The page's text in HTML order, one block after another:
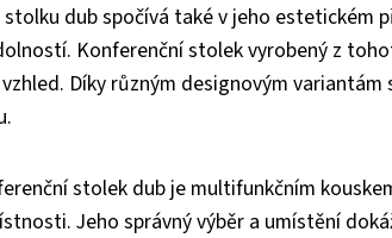
dub spočívá také v jeho estetickém
Konferenční stolek vyrobený z
Díky různým designovým
stolek dub je multifunkčním
Jeho správný výběr a umístění